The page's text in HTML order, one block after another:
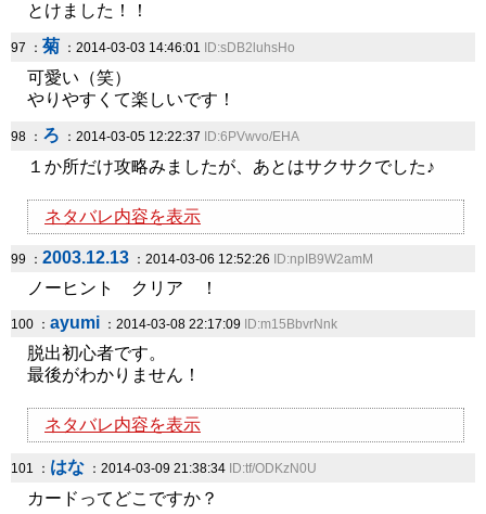
とけました！！
97 ： 菊 ：2014-03-03 14:46:01 ID:sDB2luhsHo
可愛い（笑）
やりやすくて楽しいです！
98 ： ろ ：2014-03-05 12:22:37 ID:6PVwvo/EHA
１か所だけ攻略みましたが、あとはサクサクでした♪
ネタバレ内容を表示
99 ： 2003.12.13 ：2014-03-06 12:52:26 ID:npIB9W2amM
ノーヒント クリア ！
100 ： ayumi ：2014-03-08 22:17:09 ID:m15BbvrNnk
脱出初心者です。
最後がわかりません！
ネタバレ内容を表示
101 ： はな ：2014-03-09 21:38:34 ID:tf/ODKzN0U
カードってどこですか？